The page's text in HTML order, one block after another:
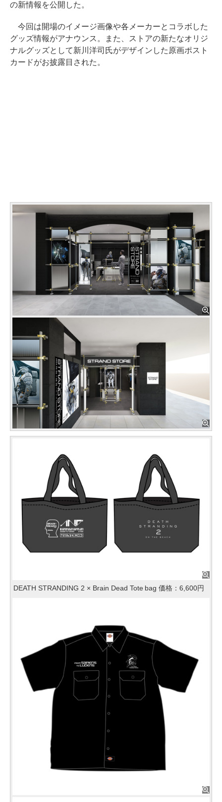
の新情報を公開した。
今回は開場のイメージ画像や各メーカーとコラボした
グッズ情報がアナウンス。また、ストアの新たなオリジ
ナルグッズとして新川洋司氏がデザインした原画ポスト
カードがお披露目された。
DEATH STRANDING 2 × Brain Dead Tote bag 価格：6,600円